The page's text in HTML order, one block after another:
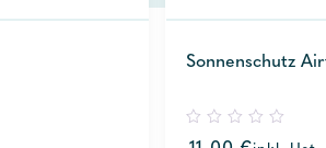
Sonnenschutz